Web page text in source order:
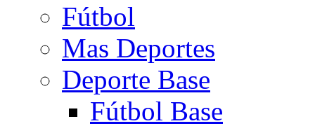
Fútbol
Mas Deportes
Deporte Base
Fútbol Base